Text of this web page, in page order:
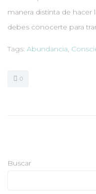
manera distinta de hacer
debes conocerte para
Tags: Abundancia,
0
Buscar